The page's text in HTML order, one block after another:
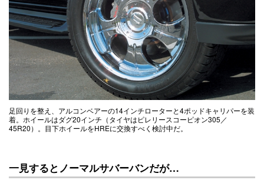
足回りを整え、アルコンベアーの14インチローターと4ポッドキャリパーを装
着。ホイールはダグ20インチ（タイヤはピレリースコーピオン305／
45R20）。目下ホイールをHREに交換すべく検討中だ。
一見するとノーマルサバーバンだが…